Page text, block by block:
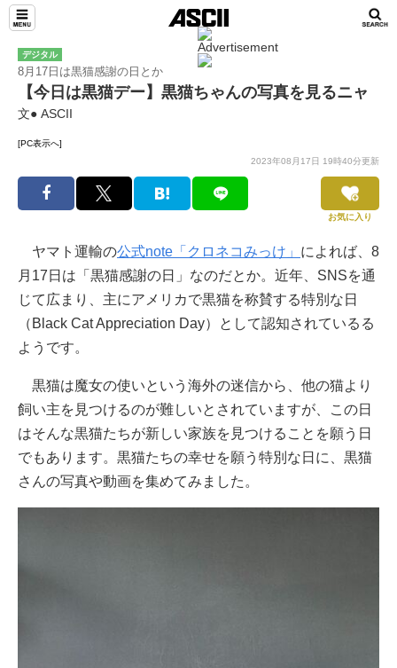
デジタル
8月17日は黒猫感謝の日とか
【今日は黒猫デー】黒猫ちゃんの写真を見るニャ
文● ASCII
[PC表示へ]
2023年08月17日 19時40分更新
お気に入り
ヤマト運輸の公式note「クロネコみっけ」 によれば、8
月17日は「黒猫感謝の日」なのだとか。近年、SNSを通
じて広まり、主にアメリカで黒猫を称賛する特別な日
（Black Cat Appreciation Day）として認知されているる
ようです。
黒猫は魔女の使いという海外の迷信から、他の猫より
飼い主を見つけるのが難しいとされていますが、この日
はそんな黒猫たちが新しい家族を見つけることを願う日
でもあります。黒猫たちの幸せを願う特別な日に、黒猫
さんの写真や動画を集めてみました。